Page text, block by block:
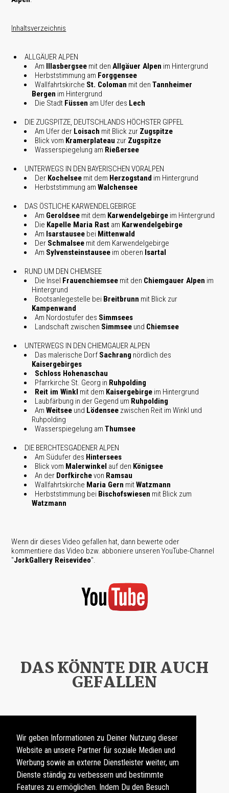
Wir geben Informationen zu Deiner Nutzung dieser
Website an unsere Partner für soziale Medien und
Werbung sowie an externe Dienstleister weiter, um
Dienste ständig zu verbessern und bestimmte
Features zu ermöglichen. Indem Du den Besuch
Inhaltsverzeichnis
ALLGÄUER ALPEN
Am Illasbergsee mit denAllgäuer Alpen im Hintergrund
Herbststimmung am Forggensee
Wallfahrtskirche St. Coloman mit denTannheimer
Bergen im Hintergrund
Die Stadt Füssen am Ufer des Lech
DIE ZUGSPITZE, DEUTSCHLANDS HÖCHSTER GIPFEL
Am Ufer der Loisach mit Blick zur Zugspitze
Blick vom Kramerplateau zur Zugspitze
Wasserspiegelung am Rießersee
UNTERWEGS IN DEN BAYERISCHEN VORALPEN
Der Kochelsee mit dem Herzogstand im Hintergrund
Herbststimmung amWalchensee
DAS ÖSTLICHE KARWENDELGEBIRGE
Am Geroldsee mit dem Karwendelgebirge im Hintergrund
Die Kapelle Maria Rast am Karwendelgebirge
Am Isarstausee bei Mittenwald
Der Schmalsee mit dem Karwendelgebirge
Am Sylvensteinstausee im oberen Isartal
RUND UM DEN CHIEMSEE
Die Insel Frauenchiemsee mit den Chiemgauer Alpen im
Hintergrund
Bootsanlegestelle bei Breitbrunn mit Blick zur
Kampenwand
Am Nordostufer des Simmsees
Landschaft zwischen Simmsee und Chiemsee
UNTERWEGS IN DEN CHIEMGAUER ALPEN
Das malerische Dorf Sachrang nördlich des
Kaisergebirges
Schloss Hohenaschau
Pfarrkirche St. Georg in Ruhpolding
Reit im Winkl mit dem Kaisergebirge im Hintergrund
Laubfärbung in der Gegend um Ruhpolding
AmWeitsee und Lödensee zwischen Reit im Winkl und
Ruhpolding
Wasserspiegelung amThumsee
DIE BERCHTESGADENER ALPEN
Am Südufer des Hintersees
Blick vom Malerwinkel auf den Königsee
An der Dorfkirchevon Ramsau
Wallfahrtskirche Maria Gern mitWatzmann
Herbststimmung bei Bischofswiesen mit Blick zum
Watzmann
Wenn dir dieses Video gefallen hat, dann bewerte oder
kommentiere das Video bzw. abboniere unseren YouTube-Channel
"JorkGallery Reisevideo".
DAS KÖNNTE DIR AUCH
GEFALLEN